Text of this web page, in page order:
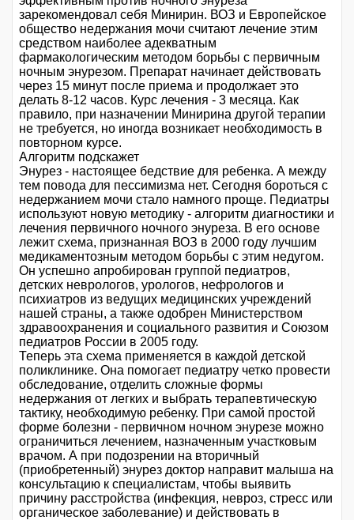
зарекомендовал себя Минирин. ВОЗ и Европейское
общество недержания мочи считают лечение этим
средством наиболее адекватным
фармакологическим методом борьбы с первичным
ночным энурезом. Препарат начинает действовать
через 15 минут после приема и продолжает это
делать 8-12 часов. Курс лечения - 3 месяца. Как
правило, при назначении Минирина другой терапии
не требуется, но иногда возникает необходимость в
повторном курсе.
Алгоритм подскажет
Энурез - настоящее бедствие для ребенка. А между
тем повода для пессимизма нет. Сегодня бороться с
недержанием мочи стало намного проще. Педиатры
используют новую методику - алгоритм диагностики и
лечения первичного ночного энуреза. В его основе
лежит схема, признанная ВОЗ в 2000 году лучшим
медикаментозным методом борьбы с этим недугом.
Он успешно апробирован группой педиатров,
детских неврологов, урологов, нефрологов и
психиатров из ведущих медицинских учреждений
нашей страны, а также одобрен Министерством
здравоохранения и социального развития и Союзом
педиатров России в 2005 году.
Теперь эта схема применяется в каждой детской
поликлинике. Она помогает педиатру четко провести
обследование, отделить сложные формы
недержания от легких и выбрать терапевтическую
тактику, необходимую ребенку. При самой простой
форме болезни - первичном ночном энурезе можно
ограничиться лечением, назначенным участковым
врачом. А при подозрении на вторичный
(приобретенный) энурез доктор направит малыша на
консультацию к специалистам, чтобы выявить
причину расстройства (инфекция, невроз, стресс или
органическое заболевание) и действовать в